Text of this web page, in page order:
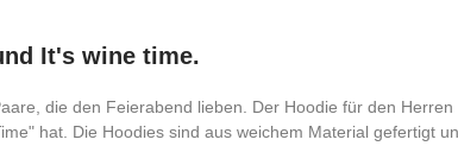
It's wine time.
die den Feierabend lieben. Der Hoodie für den
hat. Die Hoodies sind aus weichem Material gefertigt